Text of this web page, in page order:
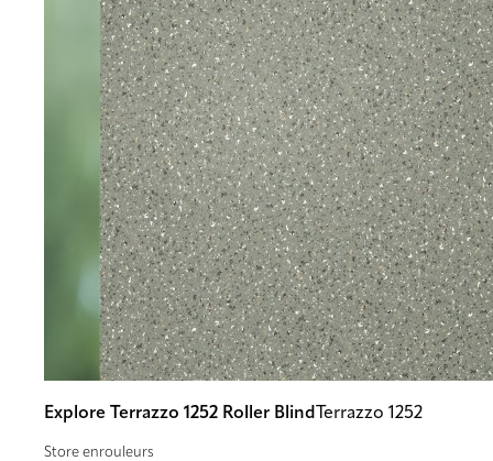
Explore Terrazzo 1252 Roller Blind Terrazzo 1252
Store enrouleurs